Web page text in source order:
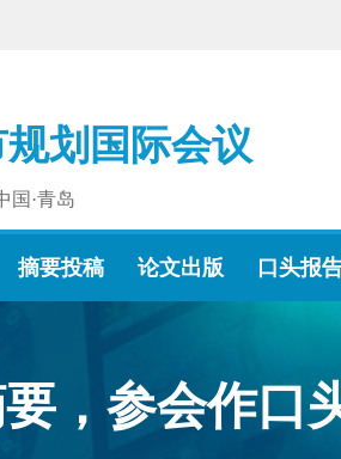
划国际会议
·青岛
摘要投稿 论文出版 口头报
，参会作口